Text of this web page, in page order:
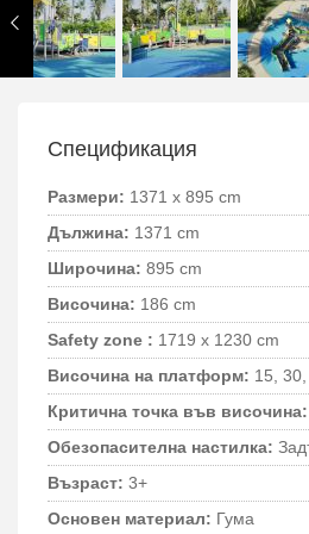
Спецификация
Размери: 1371 x 895 cm
Дължина: 1371 cm
Широчина: 895 cm
Височина: 186 cm
Safety zone : 1719 x 1230 cm
Височина на платформ: 15,
Критична точка във височина:
Обезопасителна настилка:
Възраст: 3+
Основен материал: Гума